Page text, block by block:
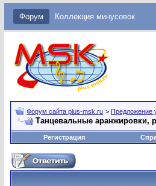
Форум Коллекция минусовок
Форум сайта plus-msk.ru > Предложение
Танцевальные аранжировки,
Регистрация